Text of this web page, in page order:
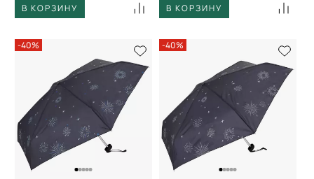
В КОРЗИНУ
В КОРЗИНУ
-40% -40%